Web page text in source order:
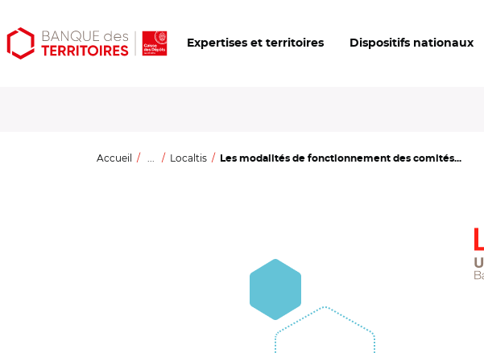
Aller
au
Aller
au
Ouvrir
les
Expertises et territoires Dispositifs nationaux
Accueil ... Localtis Les modalités de fonctionnement des comités...